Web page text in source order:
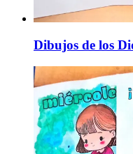
Dibujos de los